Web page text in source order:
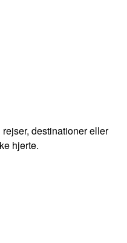
destinationer eller
hjerte.